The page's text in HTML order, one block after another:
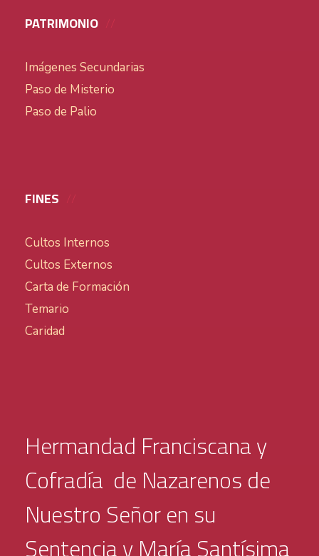
PATRIMONIO
Imágenes Secundarias
Paso de Misterio
Paso de Palio
FINES
Cultos Internos
Cultos Externos
Carta de Formación
Temario
Caridad
Hermandad Franciscana y
Cofradía de Nazarenos de
Nuestro Señor en su